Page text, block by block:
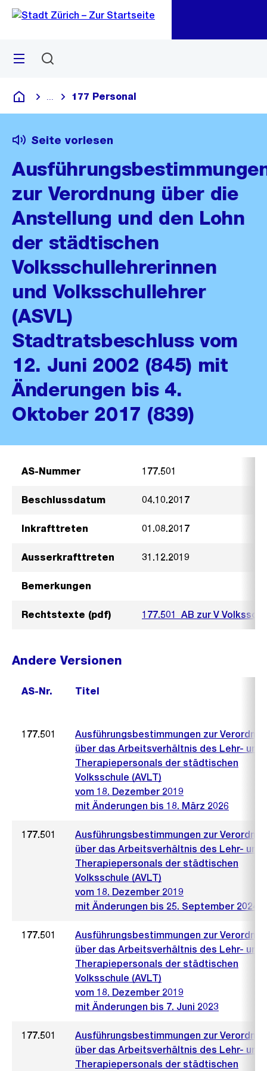
Navigation
Sprunglink
Menü
Deutsch
Blende alle Breadcrumbs ein
177 Personal
Seite vorlesen
zur Verordnung über die
Anstellung und den Lohn
der städtischen
Volksschullehrerinnen
und Volksschullehrer
(ASVL)
Stadtratsbeschluss vom
12. Juni 2002 (845) mit
Änderungen bis 4.
Oktober 2017 (839)
AS-Nummer 177.501
Beschlussdatum 04.10.2017
Inkrafttreten 01.08.2017
Ausserkrafttreten 31.12.2019
Bemerkungen
Rechtstexte (pdf) 177.501_AB zur V
Andere Versionen
AS-Nr. Titel
177.501
Ausführungsbestimmungen zur
über das Arbeitsverhältnis des Lehr- und
Therapiepersonals der städtischen
Volksschule (AVLT)
vom 18. Dezember 2019
mit Änderungen bis 18. März 2026
177.501
Ausführungsbestimmungen zur
über das Arbeitsverhältnis des Lehr- und
Therapiepersonals der städtischen
Volksschule (AVLT)
vom 18. Dezember 2019
mit Änderungen bis 25. September 2024
177.501
Ausführungsbestimmungen zur
über das Arbeitsverhältnis des Lehr- und
Therapiepersonals der städtischen
Volksschule (AVLT)
vom 18. Dezember 2019
mit Änderungen bis 7. Juni 2023
177.501
Ausführungsbestimmungen zur
über das Arbeitsverhältnis des Lehr- und
Therapiepersonals der städtischen